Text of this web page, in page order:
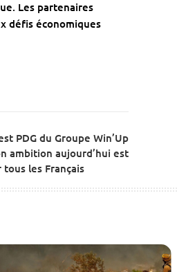
Les partenaires
défis économiques
PDG du Groupe Win’Up
ambition aujourd’hui est
les Français